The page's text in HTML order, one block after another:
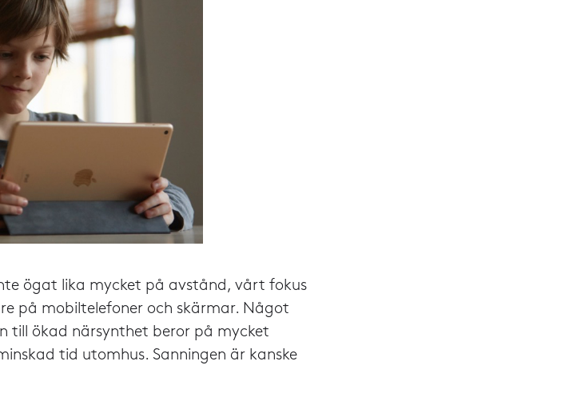
ögat lika mycket på avstånd, vårt fokus
på mobiltelefoner och skärmar. Något
till ökad närsynthet beror på mycket
tid utomhus. Sanningen är kanske